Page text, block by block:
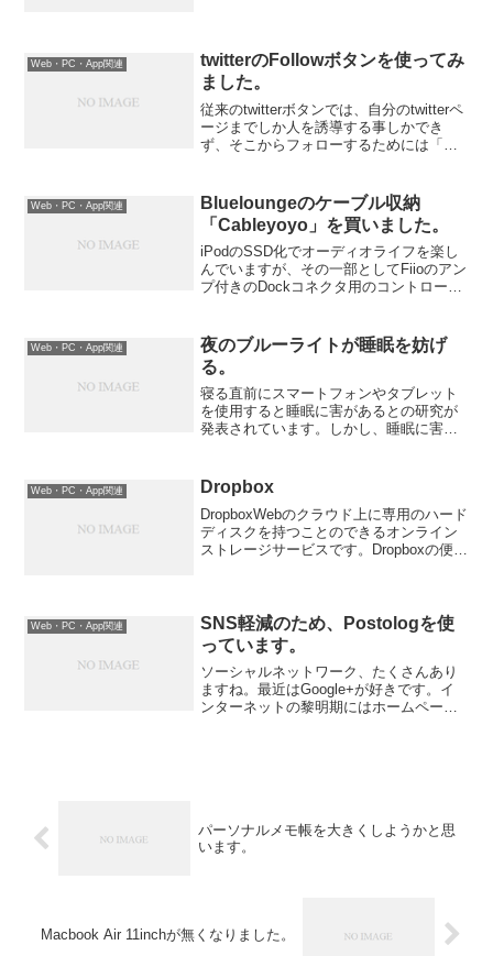
Web・PC・App関連
twitterのFollowボタンを使ってみ
ました。
従来のtwitterボタンでは、自分のtwitterペ
ージまでしか人を誘導する事しかでき
ず、そこからフォローするためには「フ
ボタンを使ってみました。設置...
Web・PC・App関連
Blueloungeのケーブル収納
「Cableyoyo」を買いました。
iPodのSSD化でオーディオライフを楽し
んでいますが、その一部としてFiioのアン
プ付きのDockコネクタ用のコントローラ
るので、そこそこ長くなります。
Bluelou...
Web・PC・App関連
夜のブルーライトが睡眠を妨げ
る。
寝る直前にスマートフォンやタブレット
を使用すると睡眠に害があるとの研究が
発表されています。しかし、睡眠に害が
ックライトの白色LEDは、青い光が多く
含まれています。この青...
Web・PC・App関連 Dropbox
DropboxWebのクラウド上に専用のハード
ディスクを持つことのできるオンライン
ストレージサービスです。Dropboxの便利
す。無料...
Web・PC・App関連
SNS軽減のため、Postologを使
っています。
ソーシャルネットワーク、たくさんあり
ますね。最近はGoogle+が好きです。イ
ンターネットの黎明期にはホームページ
パーソナルメモ帳を大きくしようかと思
います。
Macbook Air 11inchが無くなりました。